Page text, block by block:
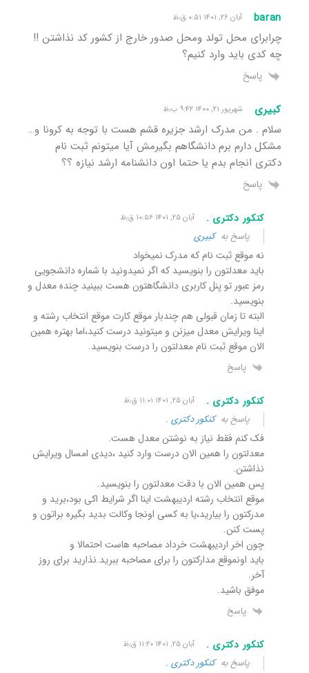
baran آبان ۲۶, ۱۴۰۱ ۰:۵۱ ق٫ظ
چرابرای محل تولد ومحل صدور خارج از کشور کد نذاشتن !!
چه کدی باید وارد کنیم؟
پاسخ
کبیری شهریور ۲۱, ۱۴۰۰ ۹:۴۲ ب٫ظ
سلام . من مدرک ارشد جزیره قشم هست با توجه به کرونا و…
مشکل دارم برم دانشگاهم بگیرمش آیا میتونم ثبت نام
دکتری انجام بدم یا حتما اون دانشنامه ارشد نیازه ؟؟
پاسخ
کنکور دکتری . آبان ۲۵, ۱۴۰۱ ۱۰:۵۶ ق٫ظ
پاسخ بهکبیری
نه موقع ثبت نام که مدرک نمیخواد
باید معدلتون را بنویسید که اگر نمیدونید با شماره دانشجویی
رمز عبور تو پنل کاربری دانشگاهتون هست ببینید چنده معدل و
بنویسید.
البته تا زمان قبولی هم چندبار موقع کارت موقع انتخاب رشته و
اینا ویرایش معدل میزنن و میتونید درست کنید،اما بهتره همین
الان موقع ثبت نام معدلتون را درست بنویسید.
پاسخ
کنکور دکتری . آبان ۲۵, ۱۴۰۱ ۱۱:۰۱ ق٫ظ
پاسخ بهکنکور دکتری .
فک کنم فقط نیاز به نوشتن معدل هست.
معدلتون را همین الان درست وارد کنید ،دیدی امسال ویرایش
نذاشتن.
پس همین الان با دقت معدلتون را بنویسید.
موقع انتخاب رشته اردیبهشت اینا اگر شرایط اکی بود،برید و
مدرکتون را بیارید،یا به کسی اونجا وکالت بدید بگیره براتون و
پست کنن.
چون اخر اردیبهشت خرداد مصاحبه هاست احتمالا و
باید اونموقع مدارکتون را برای مصاحبه ببرید.نذارید برای روز
آخر.
موفق باشید.
پاسخ
کنکور دکتری . آبان ۲۵, ۱۴۰۱ ۱۱:۲۰ ق٫ظ
پاسخ بهکنکور دکتری .